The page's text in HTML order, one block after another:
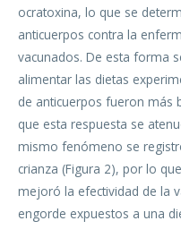
ocratoxina, lo que se
anticuerpos contra la
vacunados. De esta forma
alimentar las dietas
de anticuerpos fueron más
que esta respuesta se
mismo fenómeno se
crianza (Figura 2), por lo
mejoró la efectividad de la
engorde expuestos a una